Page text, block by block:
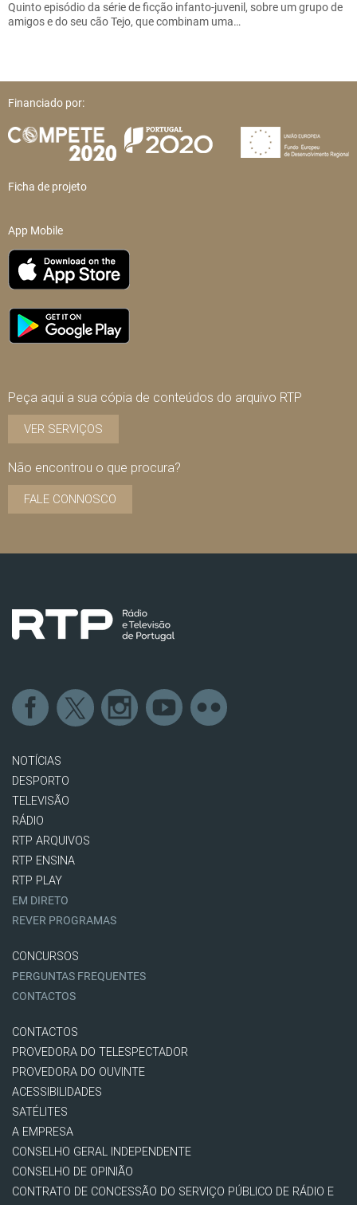
Quinto episódio da série de ficção infanto-juvenil, sobre um grupo de
amigos e do seu cão Tejo, que combinam uma…
Financiado por:
Ficha de projeto
App Mobile
Peça aqui a sua cópia de conteúdos do arquivo RTP
VER SERVIÇOS
Não encontrou o que procura?
FALE CONNOSCO
NOTÍCIAS
DESPORTO
TELEVISÃO
RÁDIO
RTP ARQUIVOS
RTP ENSINA
RTP PLAY
EM DIRETO
REVER PROGRAMAS
CONCURSOS
PERGUNTAS FREQUENTES
CONTACTOS
CONTACTOS
PROVEDORA DO TELESPECTADOR
PROVEDORA DO OUVINTE
ACESSIBILIDADES
SATÉLITES
A EMPRESA
CONSELHO GERAL INDEPENDENTE
CONSELHO DE OPINIÃO
CONTRATO DE CONCESSÃO DO SERVIÇO PÚBLICO DE RÁDIO E